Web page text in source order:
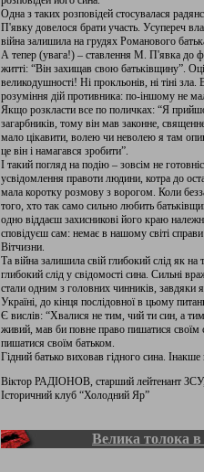
Одна з таких розповідей стосувалася
П'явку довелося брати участь. Усупереч
війна залишила на грудях Романового
А тепер (увага!) – ставлення М. П'явка до
житті: “Він захищав свою батьківщину”.
великодушності! Ні прокльонів, ні тіні
розуміння дій противника: по-іншому не
Якщо розкласти все по поличках: “Я
загарбників, тому він мав законне,
мало цікавити, волею чи неволею я там
це він і намагався зробити”.
І такий погляд на подію – зовсім не
усвідомлення правоти людини, котра до
мала коротку розмову з ворогом. Коли
того, хто так само сильно любить
одно віддаєш захисникові його краю
сповідуєш сам: немає в нашому світі
Вітчизни.
Та війна залишила свій глибокий слід як на
глибокий слід у свідомості сина. Сильні
стали одним з головних чинників, завдяки
Україні, до кінця послідовної в цьому
Є вислів: “Хвалися не тим, чий ти син, а
живий, мав би повне право пишатися
пишатися своїм батьком.
Гідний батько виховав гідного сина.
Віктор РАДІОНОВ, старший лейтенант
Історичний клуб “Холодний Яр”
Велика толока в